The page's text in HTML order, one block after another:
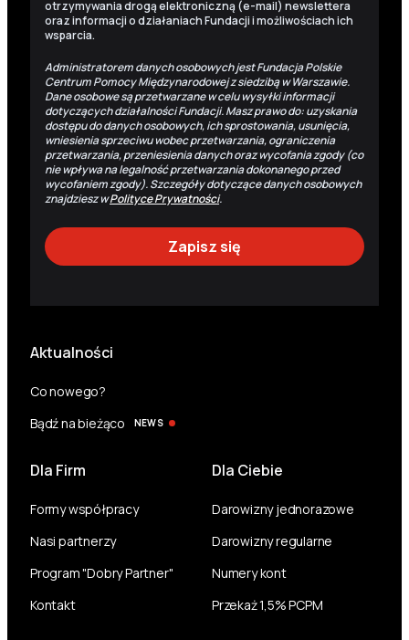
otrzymywania drogą elektroniczną (e-mail) newslettera
oraz informacji o działaniach Fundacji i możliwościach ich
wsparcia.
Administratorem danych osobowych jest Fundacja Polskie
Centrum Pomocy Międzynarodowej z siedzibą w Warszawie.
Dane osobowe są przetwarzane w celu wysyłki informacji
dotyczących działalności Fundacji. Masz prawo do: uzyskania
dostępu do danych osobowych, ich sprostowania, usunięcia,
wniesienia sprzeciwu wobec przetwarzania, ograniczenia
przetwarzania, przeniesienia danych oraz wycofania zgody (co
nie wpływa na legalność przetwarzania dokonanego przed
wycofaniem zgody). Szczegóły dotyczące danych osobowych
znajdziesz wPolityce Prywatności.
Aktualności
Co nowego?
Bądź na bieżąco
NEWS
Dla Firm
Formy współpracy
Nasi partnerzy
Program "Dobry Partner"
Kontakt
Dla Ciebie
Darowizny jednorazowe
Darowizny regularne
Numery kont
Przekaż 1,5% PCPM